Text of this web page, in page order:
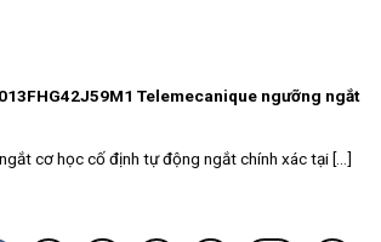
Telemecanique ngưỡng ngắt
cơ học cố định tự động ngắt chính xác tại [...]